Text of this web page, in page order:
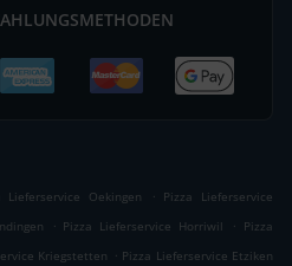
Lieferservice Oekingen . Pizza Lieferservice
. Pizza Lieferservice Horriwil . Pizza
Kriegstetten . Pizza Lieferservice Etziken